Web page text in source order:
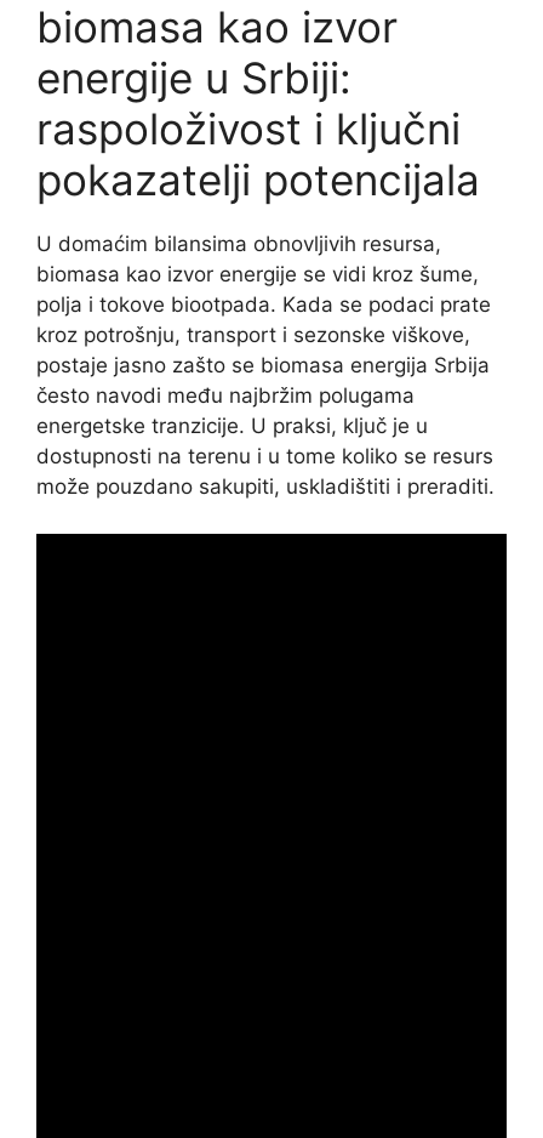
biomasa kao izvor
energije u Srbiji:
raspoloživost i ključni
pokazatelji potencijala
U domaćim bilansima obnovljivih resursa,
biomasa kao izvor energije se vidi kroz šume,
polja i tokove biootpada. Kada se podaci prate
kroz potrošnju, transport i sezonske viškove,
postaje jasno zašto se biomasa energija Srbija
često navodi među najbržim polugama
energetske tranzicije. U praksi, ključ je u
dostupnosti na terenu i u tome koliko se resurs
može pouzdano sakupiti, uskladištiti i preraditi.